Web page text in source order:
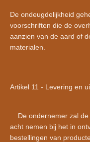
De ondeugdelijkheid
voorschriften die de
aanzien van de aard of
materialen.
Artikel 11 - Levering en
De ondernemer zal de
acht nemen bij het in
bestellingen van